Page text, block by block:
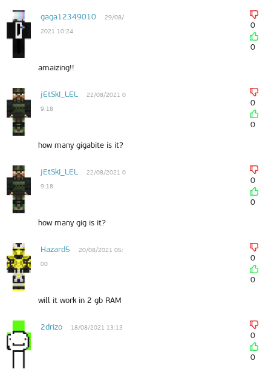
gaga12349010
29/08/
2021 10:24
0
0
amaizing!!
jEtSkI_LEL
22/08/2021 0
9:18
0
0
how many gigabite is it?
jEtSkI_LEL
22/08/2021 0
9:18
0
0
how many gig is it?
Hazard5
20/08/2021 05:
00
0
0
will it work in 2 gb RAM
2drizo 18/08/2021 13:13
0
0